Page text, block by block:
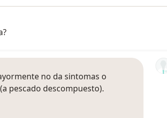
no da sintomas o
pescado descompuesto).